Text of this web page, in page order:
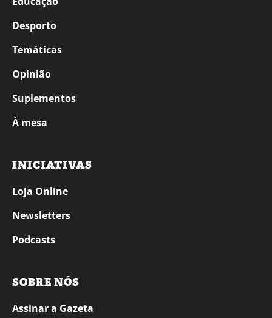
Desporto
Temáticas
Opinião
Suplementos
À mesa
INICIATIVAS
Loja Online
Newsletters
Podcasts
SOBRE NÓS
Assinar a Gazeta